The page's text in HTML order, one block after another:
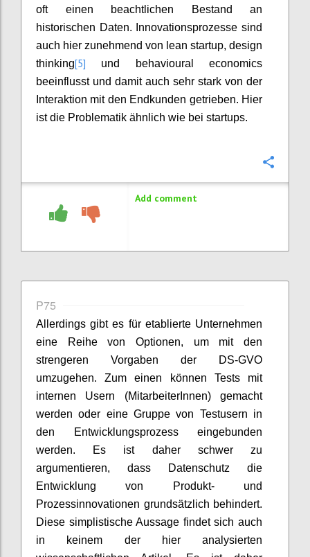
oft einen beachtlichen Bestand an
historischen Daten. Innovationsprozesse sind
auch hier zunehmend von lean startup, design
thinking[5] und behavioural economics
beeinflusst und damit auch sehr stark von der
Interaktion mit den Endkunden getrieben. Hier
ist die Problematik ähnlich wie bei startups.
Add comment
P75
Allerdings gibt es für etablierte Unternehmen
eine Reihe von Optionen, um mit den
strengeren Vorgaben der DS-GVO
umzugehen. Zum einen können Tests mit
internen Usern (MitarbeiterInnen) gemacht
werden oder eine Gruppe von Testusern in
den Entwicklungsprozess eingebunden
werden. Es ist daher schwer zu
argumentieren, dass Datenschutz die
Entwicklung von Produkt- und
Prozessinnovationen grundsätzlich behindert.
Diese simplistische Aussage findet sich auch
in keinem der hier analysierten